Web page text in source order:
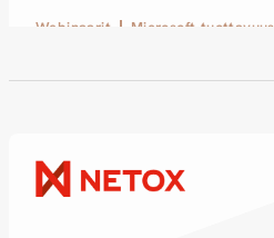
Webinaarit Microsoft-tuottavuus